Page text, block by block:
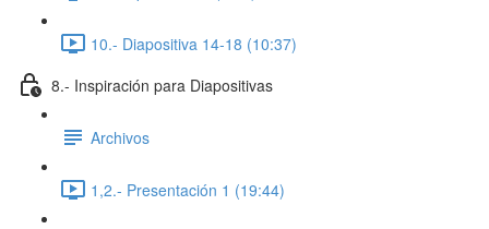
10.- Diapositiva 14-18 (10:37)
8.- Inspiración para Diapositivas
Archivos
1,2.- Presentación 1 (19:44)